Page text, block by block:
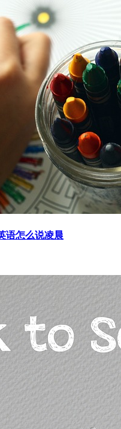
语怎么说凌晨